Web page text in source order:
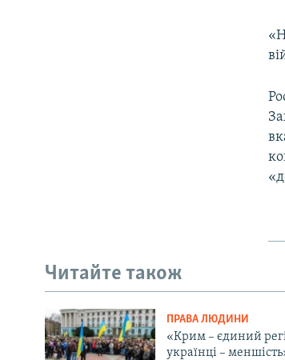
Читайте також
ПРАВА ЛЮДИНИ
«Крим – єдиний
українці –